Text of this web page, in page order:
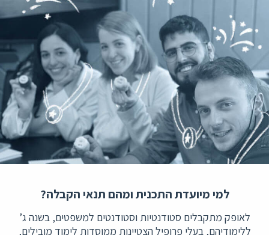
למי מיועדת התכנית ומהם תנאי הקבלה?
לאופק מתקבלים סטודנטיות וסטודנטים למשפטים, בשנה ג’
ללימודיהם, בעלי פרופיל הצטיינות ממוסדות לימוד מובילים,